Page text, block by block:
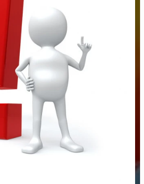
1-43, Nyilvántartási szám:
Szolgáltató, adatkezelő) alá veti
szabályzatnak:
a személyes adatok kezelése
védelméről és az ilyen adatok szabad
a 95/46/EK rendelet hatályon kívül
adatvédelmi rendelet) AZ EURÓPAI
ÉS A TANÁCS (EU) 2016/679 RENDELETE
szerint az alábbi tájékoztatást adjuk.
szabályzat az alábbi oldalak adatkezelését
kravmaga-vmm.hu